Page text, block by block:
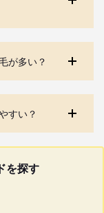
が多い？
すい？
を探す